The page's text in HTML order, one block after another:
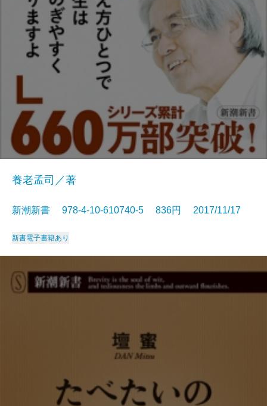
養老孟司／著
新潮新書 978-4-10-610740-5 836円 2017/11/17
新書電子書籍あり